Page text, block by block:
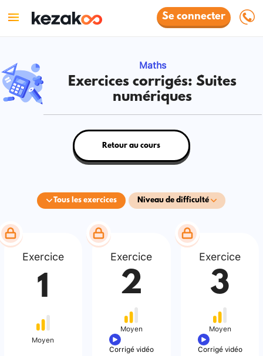
Se connecter
Maths
Exercices corrigés: Suites
numériques
Tous les exercices Niveau de difficulté
Retour au cours
Exercice
1
Moyen
Exercice
2
Moyen
Corrigé vidéo
Exercice
3
Moyen
Corrigé vidéo